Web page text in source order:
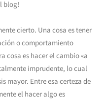
blog!
cierto. Una cosa es tener
o comportamiento
cosa es hacer el cambio «a
imprudente, lo cual
mayor. Entre esa certeza de
el hacer algo es